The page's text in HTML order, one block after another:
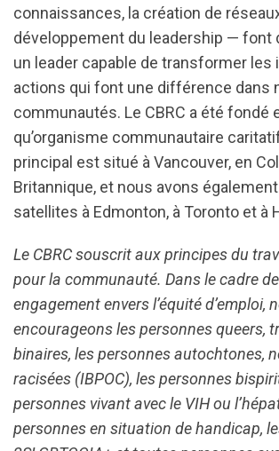
connaissances, la création de
développement du leadership — font
un leader capable de transformer les
actions qui font une différence dans
communautés. Le CBRC a été fondé
qu’organisme communautaire
principal est situé à Vancouver, en
Britannique, et nous avons
satellites à Edmonton, à Toronto et à
Le CBRC souscrit aux principes du
pour la communauté. Dans le cadre
engagement envers l’équité d’emploi,
encourageons les personnes queers,
binaires, les personnes autochtones,
racisées (IBPOC), les personnes
personnes vivant avec le VIH ou
personnes en situation de handicap,